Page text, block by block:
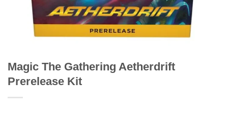
Magic The Gathering Aetherdrift
Prerelease Kit